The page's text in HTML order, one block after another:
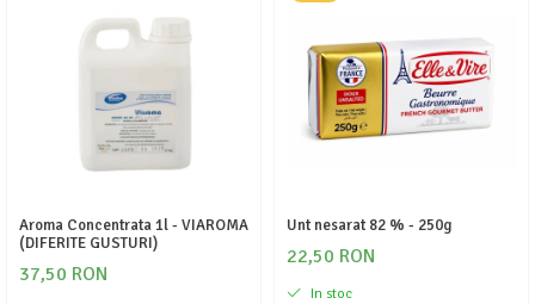
Aroma Concentrata 1l - VIAROMA
(DIFERITE GUSTURI)
37,50 RON
Unt nesarat 82 % - 250g
22,50 RON
In stoc